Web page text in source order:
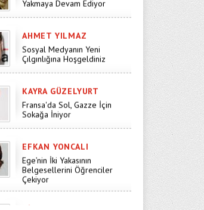
Sosyal Medyanın Yeni
Çılgınlığına Hoşgeldiniz
KAYRA GÜZELYURT
Fransa'da Sol, Gazze İçin
Sokağa İniyor
EFKAN YONCALI
Ege’nin İki Yakasının
Belgesellerini Öğrenciler
DILEK SUNA
Galatasaray Transfer
Sezonunu Kapattı